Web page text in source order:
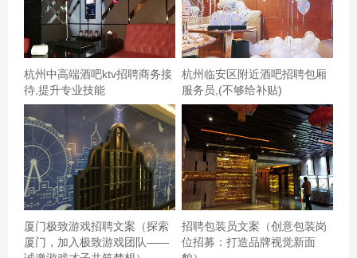
与者，更是这场夏夜盛宴的创造者。 --- 本文旨在通过生动
的描述和真实的案例展示，吸引那些对沙滩夜班工作感兴
趣的人才。关键词如“沙滩夜班”、“招聘”、“梦想舞台”等自
然融入文中，既符合SEO优化要求，又保持了内容的流畅
性和吸引力。希望这篇文章能为您的招聘活动带来帮助！
杭州中高端酒吧ktv招聘商务接
待,提升专业技能
杭州临安区附近酒吧招聘包厢
服务员,(不够给补贴)
厦门极致游戏招聘文案（探索
厦门，加入极致游戏团队——
招聘包装员文案（创意包装岗
位招募：打造品牌视觉新面